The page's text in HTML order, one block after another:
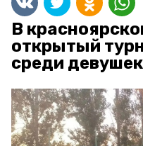
В
открытый
среди девушек